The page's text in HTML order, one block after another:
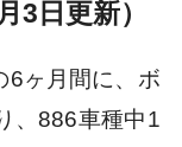
3日更新）
6ヶ月間に、ボ
、886車種中1